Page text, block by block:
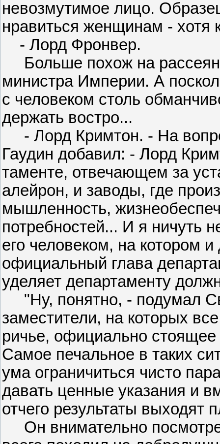
невозмутимое лицо.
нравиться женщинам - хотя
- Лорд Фронвер.
Больше похож на
министра Империи. А
с человеком столь
держать востро...
- Лорд Кримтон. - На
Гаудин добавил: - Лорд
таменте, отвечающем за
алейрон, и заводы, где
мышленность,
потребностей... И я ничуть
его человеком, на котором
официальный глава
уделяет департаменту
"Ну, понятно, - подумал
заместители, на которых
ричье, официально
Самое печальное в таких
ума ограничиться чисто
давать ценные указания и
отчего результаты выходят
Он внимательно